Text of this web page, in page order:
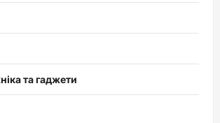
та гаджети